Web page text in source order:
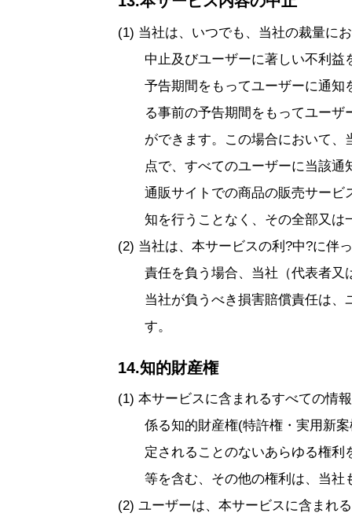
当社は、いつでも、当社の裁量に
中止及びユーザーに著しい不利
予告期間をもってユーザーに通
る事前の予告期間をもってユー
ができます。この場合において
点で、すべてのユーザーに当該
通販サイトでの商品の販売サー
知を行うことなく、その全部又
当社は、本サービスの利?中?に伴
責任を負う場合、当社（代表者
当社が負うべき損害賠償責任は
す。
14.知的財産権
本サービスに含まれるすべての情
係る知的財産権(特許権・実用新
定されることのないあらゆる権
等を含む、その他の権利は、当
ユーザーは、本サービスに含まれ